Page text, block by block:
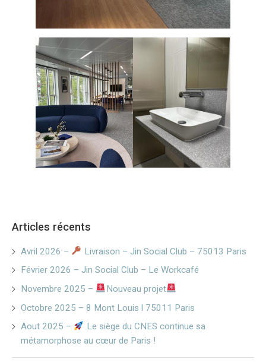
Articles récents
Avril 2026 –
Livraison – Jin Social Club – 75013 Paris
Février 2026 – Jin Social Club – Le Workcafé
Novembre 2025 –
Nouveau projet
Octobre 2025 – 8 Mont Louis l 75011 Paris
Aout 2025 –
Le siège du CNES continue sa
métamorphose au cœur de Paris !